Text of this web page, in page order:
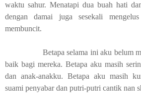
waktu sahur. Menatapi dua buah hati
dengan damai juga sesekali
membuncit.
Betapa selama ini aku belum
baik bagi mereka. Betapa aku masih
dan anak-anakku. Betapa aku masih
suami penyabar dan putri-putri cantik nan